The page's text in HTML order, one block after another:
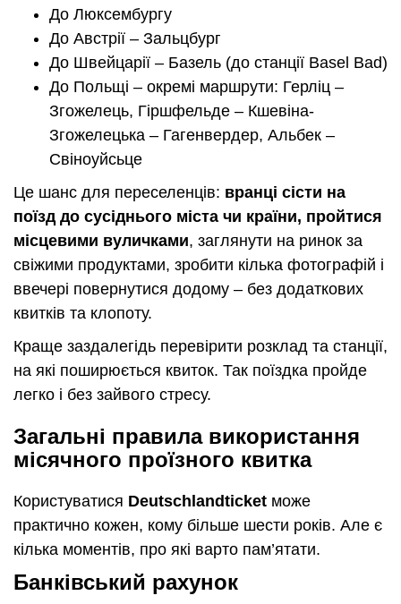
До Люксембургу
До Австрії – Зальцбург
До Швейцарії – Базель (до станції Basel Bad)
До Польщі – окремі маршрути: Герліц –
Згожелець, Гіршфельде – Кшевіна-
Згожелецька – Гагенвердер, Альбек –
Свіноуйсьце
Це шанс для переселенців: вранці сісти на
поїзд до сусіднього міста чи країни, пройтися
місцевими вуличками, заглянути на ринок за
свіжими продуктами, зробити кілька фотографій і
ввечері повернутися додому – без додаткових
квитків та клопоту.
Краще заздалегідь перевірити розклад та станції,
на які поширюється квиток. Так поїздка пройде
легко і без зайвого стресу.
Загальні правила використання
місячного проїзного квитка
Користуватися Deutschlandticket може
практично кожен, кому більше шести років. Але є
кілька моментів, про які варто пам’ятати.
Банківський рахунок